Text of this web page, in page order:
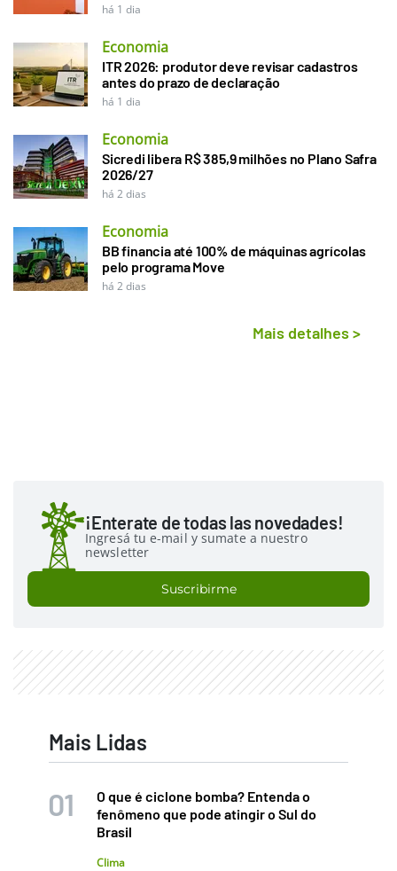
há 1 dia
Economia
ITR 2026: produtor deve revisar cadastros
antes do prazo de declaração
há 1 dia
Economia
Sicredi libera R$ 385,9 milhões no Plano Safra
2026/27
há 2 dias
Economia
BB financia até 100% de máquinas agrícolas
pelo programa Move
há 2 dias
Mais detalhes>
¡Enterate de todas las novedades!
Ingresá tu e-mail y sumate a nuestro
newsletter
Suscribirme
Mais Lidas
O que é ciclone bomba? Entenda o
fenômeno que pode atingir o Sul do
Brasil
Clima